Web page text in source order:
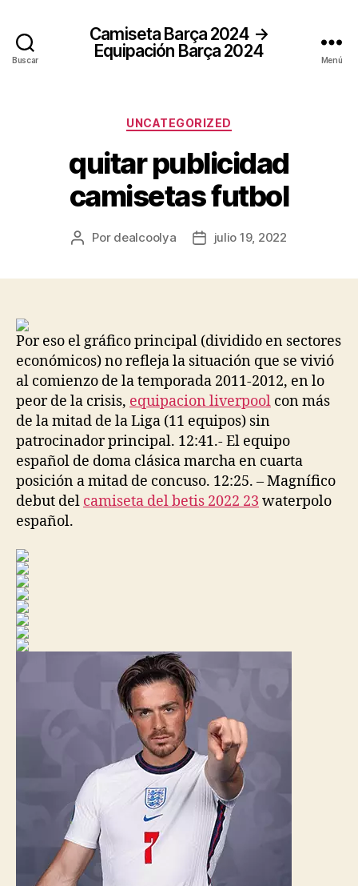
Buscar
Camiseta Barça 2024 →
Equipación Barça 2024
Menú
Categorías
UNCATEGORIZED
quitar publicidad
camisetas futbol
Autor
Por dealcoolya
Fechajulio 19, 2022
Por eso el gráfico principal (dividido en sectores
económicos) no refleja la situación que se vivió
al comienzo de la temporada 2011-2012, en lo
peor de la crisis, equipacion liverpool con más
de la mitad de la Liga (11 equipos) sin
patrocinador principal. 12:41.- El equipo
español de doma clásica marcha en cuarta
posición a mitad de concuso. 12:25. – Magnífico
debut del camiseta del betis 2022 23 waterpolo
español.